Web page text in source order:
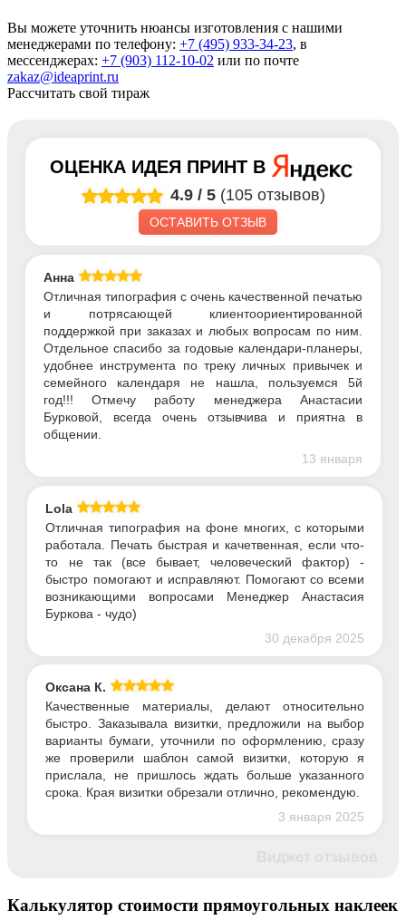
Вы можете уточнить нюансы изготовления с нашими
менеджерами по телефону: +7 (495) 933-34-23, в
мессенджерах: +7 (903) 112-10-02 или по почте
zakaz@ideaprint.ru
Рассчитать свой тираж
ОЦЕНКА ИДЕЯ ПРИНТ В
4.9 / 5 (105 отзывов)
ОСТАВИТЬ ОТЗЫВ
Анна
Отличная типография с очень качественной печатью
и потрясающей клиентоориентированной
поддержкой при заказах и любых вопросам по ним.
Отдельное спасибо за годовые календари-планеры,
удобнее инструмента по треку личных привычек и
семейного календаря не нашла, пользуемся 5й
год!!! Отмечу работу менеджера Анастасии
Бурковой, всегда очень отзывчива и приятна в
общении.
13 января
Lola
Отличная типография на фоне многих, с которыми
работала. Печать быстрая и качетвенная, если что-
то не так (все бывает, человеческий фактор) -
быстро помогают и исправляют. Помогают со всеми
возникающими вопросами Менеджер Анастасия
Буркова - чудо)
30 декабря 2025
Оксана К.
Качественные материалы, делают относительно
быстро. Заказывала визитки, предложили на выбор
варианты бумаги, уточнили по оформлению, сразу
же проверили шаблон самой визитки, которую я
прислала, не пришлось ждать больше указанного
срока. Края визитки обрезали отлично, рекомендую.
3 января 2025
Калькулятор стоимости прямоугольных наклеек